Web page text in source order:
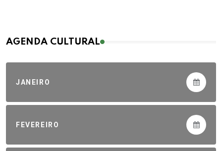
AGENDA CULTURAL
JANEIRO
FEVEREIRO